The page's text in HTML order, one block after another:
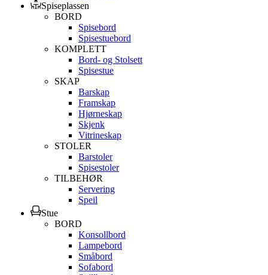
Spiseplassen
BORD
Spisebord
Spisestuebord
KOMPLETT
Bord- og Stolsett
Spisestue
SKAP
Barskap
Framskap
Hjørneskap
Skjenk
Vitrineskap
STOLER
Barstoler
Spisestoler
TILBEHØR
Servering
Speil
Stue
BORD
Konsollbord
Lampebord
Småbord
Sofabord